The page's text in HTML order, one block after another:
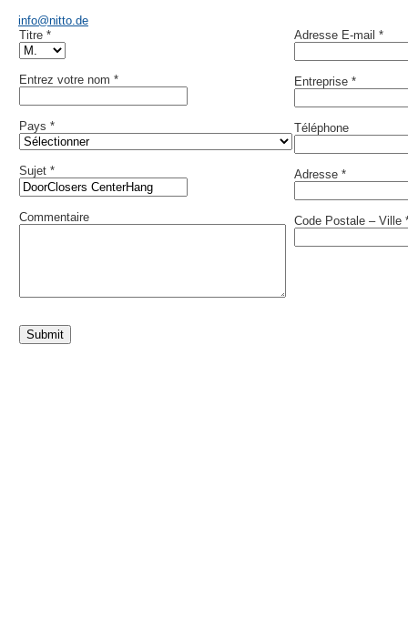
info@nitto.de
Titre *
Entrez votre nom *
Pays *
Sujet *
Commentaire
Submit
Adresse E-mail *
Entreprise *
Téléphone
Adresse *
Code Postale – Ville